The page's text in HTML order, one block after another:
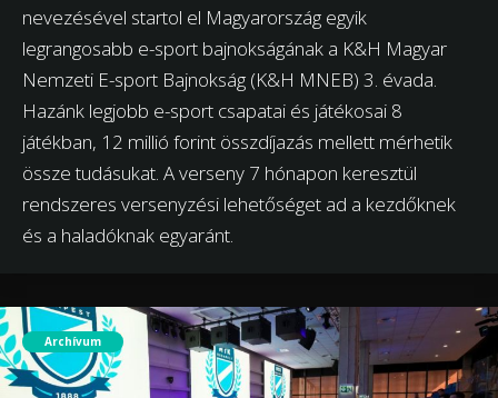
nevezésével startol el Magyarország egyik
legrangosabb e-sport bajnokságának a K&H Magyar
Nemzeti E-sport Bajnokság (K&H MNEB) 3. évada.
Hazánk legjobb e-sport csapatai és játékosai 8
játékban, 12 millió forint összdíjazás mellett mérhetik
össze tudásukat. A verseny 7 hónapon keresztül
rendszeres versenyzési lehetőséget ad a kezdőknek
és a haladóknak egyaránt.
Archívum